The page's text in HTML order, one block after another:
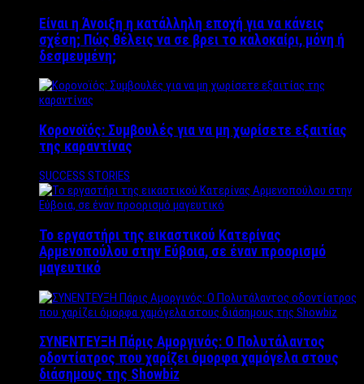
Είναι η Άνοιξη η κατάλληλη εποχή για να κάνεις
σχέση; Πώς θέλεις να σε βρει το καλοκαίρι, μόνη ή
δεσμευμένη;
Κορονοϊός: Συμβουλές για να μη χωρίσετε εξαιτίας
της καραντίνας
SUCCESS STORIES
Το εργαστήρι της εικαστικού Κατερίνας
Αρμενοπούλου στην Εύβοια, σε έναν προορισμό
μαγευτικό
ΣΥΝΕΝΤΕΥΞΗ Πάρις Αμοργινός: O Πολυτάλαντος
οδοντίατρος που χαρίζει όμορφα χαμόγελα στους
διάσημους της Showbiz